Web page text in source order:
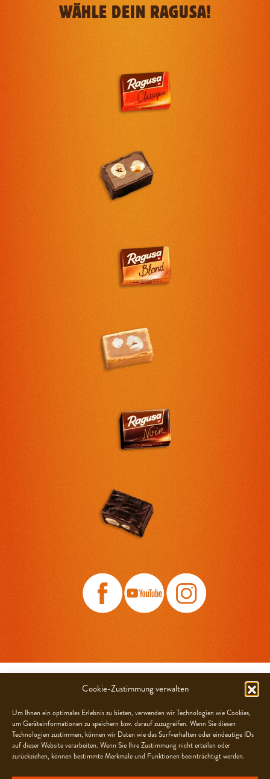
Cookie-Zustimmung verwalten
Um Ihnen ein optimales Erlebnis zu bieten, verwenden wir Technologien wie Cookies,
um Geräteinformationen zu speichern bzw. darauf zuzugreifen. Wenn Sie diesen
Technologien zustimmen, können wir Daten wie das Surfverhalten oder eindeutige IDs
auf dieser Website verarbeiten. Wenn Sie Ihre Zustimmung nicht erteilen oder
zurückziehen, können bestimmte Merkmale und Funktionen beeinträchtigt werden.
WÄHLE DEIN RAGUSA!
OFFENE STELLEN
FAQ
CHOCOLATS CAMILLE BLOCH SA
NEWSLETTER